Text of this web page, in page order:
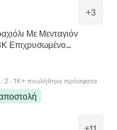
+3
Με Μενταγιόν
Επιχρυσωμένο
Ατσάλι Με Πολύχρωμες
Ρυθμιζόμενο Για
: 2· 1K+ πουλήθηκε πρόσφατα
+11